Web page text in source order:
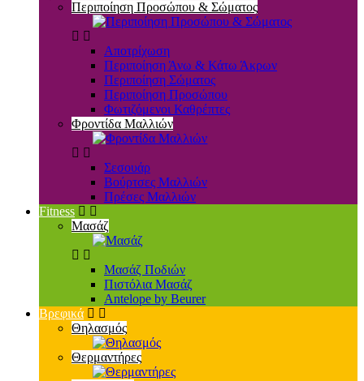
Περιποίηση Προσώπου & Σώματος
Αποτρίχωση
Περιποίηση Άνω & Κάτω Άκρων
Περιποίηση Σώματος
Περιποίηση Προσώπου
Φωτιζόμενοι Καθρέπτες
Φροντίδα Μαλλιών
Σεσουάρ
Βούρτσες Μαλλιών
Πρέσες Μαλλιών
Fitness
Μασάζ
Μασάζ Ποδιών
Πιστόλια Μασάζ
Antelope by Beurer
Βρεφικά
Θηλασμός
Θερμαντήρες